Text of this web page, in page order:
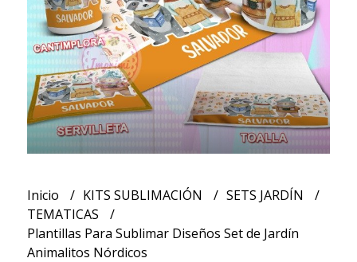
Inicio KITS SUBLIMACIÓN
SETS JARDÍN
TEMATICAS
Plantillas Para Sublimar Diseños Set de Jardín
Animalitos Nórdicos